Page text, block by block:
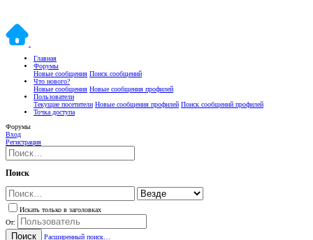
Главная
Форумы
Новые сообщения Поиск сообщений
Что нового?
Новые сообщения Новые сообщения профилей
Пользователи
Текущие посетители Новые сообщения профилей Поиск сообщений профилей
Точка доступа
Форумы
Вход
Регистрация
Поиск
Искать только в заголовках
От:
Поиск Расширенный поиск…